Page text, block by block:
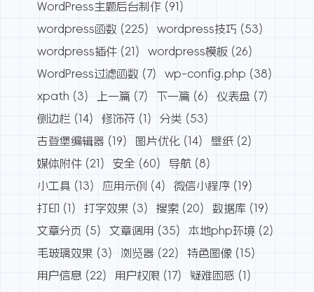
WordPress主题后台制作 (91)
wordpress函数 (225) wordpress技巧 (53)
wordpress插件 (21) wordpress模板 (26)
WordPress过滤函数 (7) wp-config.php (38)
xpath (3) 上一篇 (7) 下一篇 (6) 仪表盘 (7)
侧边栏 (14) 修饰符 (1) 分类 (53)
古登堡编辑器 (19) 图片优化 (14) 壁纸 (2)
媒体附件 (21) 安全 (60) 导航 (8)
小工具 (13) 应用示例 (4) 微信小程序 (19)
打印 (1) 打字效果 (3) 搜索 (20) 数据库 (19)
文章分页 (5) 文章调用 (35) 本地php环境 (2)
毛玻璃效果 (3) 浏览器 (22) 特色图像 (15)
用户信息 (22) 用户权限 (17) 疑难困惑 (1)